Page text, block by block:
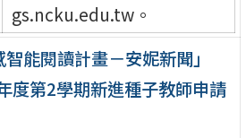
gs.ncku.edu.tw。
智能閱讀計畫－安妮新聞」
度第2學期新進種子教師申請